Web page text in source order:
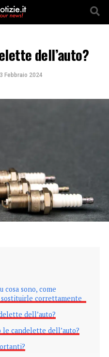
dell’auto?
Febbraio 2024
cosa sono, come
sostituirle correttamente
dell’auto?
le candelette dell’auto?